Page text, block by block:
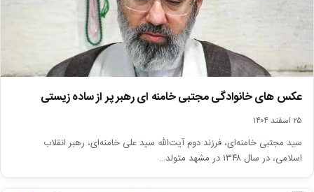
عکس های خانوادگی مجتبی خامنه ای رهبر پر از ساده زیستی
۲۵ اسفند ۱۴۰۴
سید مجتبی خامنه‌ای، فرزند دوم آیت‌الله سید علی خامنه‌ای، رهبر انقلاب
اسلامی، در سال ۱۳۴۸ در مشهد متولد…